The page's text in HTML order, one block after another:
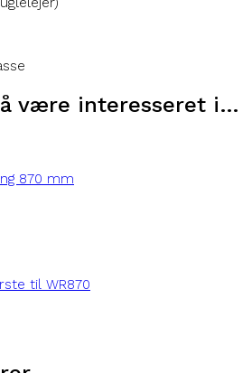
være interesseret i…
870 mm
til WR870